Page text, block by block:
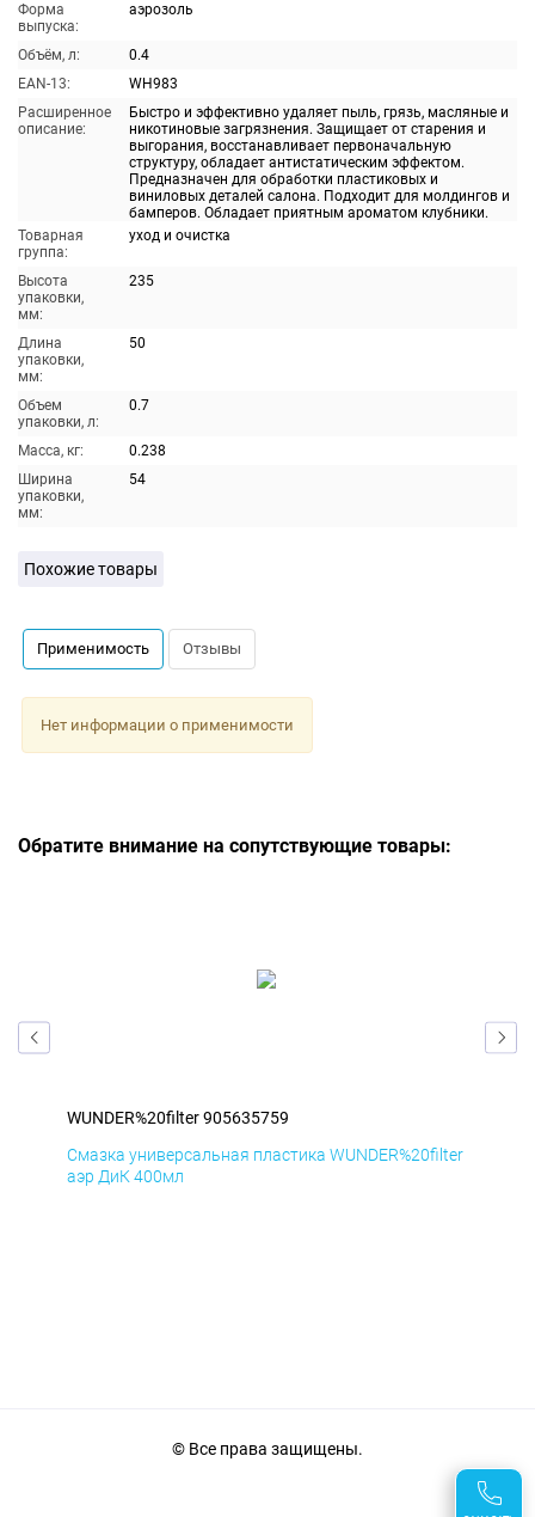
Форма
выпуска:
аэрозоль
Объём, л:
0.4
EAN-13:
WH983
Расширенное
описание:
Быстро и эффективно удаляет пыль, грязь, масляные и
никотиновые загрязнения. Защищает от старения и
выгорания, восстанавливает первоначальную
структуру, обладает антистатическим эффектом.
Предназначен для обработки пластиковых и
виниловых деталей салона. Подходит для молдингов и
бамперов. Обладает приятным ароматом клубники.
Товарная
группа:
уход и очистка
Высота
упаковки,
мм:
235
Длина
упаковки,
мм:
50
Объем
упаковки, л:
0.7
Масса, кг:
0.238
Ширина
упаковки,
мм:
54
Похожие товары
Применимость Отзывы
Нет информации о применимости
Обратите внимание на сопутствующие товары:
WUNDER%20filter 905635759
Смазка универсальная пластика WUNDER%20filter
аэр ДиК 400мл
© Все права защищены.